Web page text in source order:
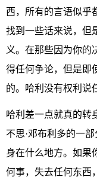
西，所有的言语似乎
找到一些话来说，但
义。在那些因为你的
得任何争论，但是即
的。哈利没有权利说
哈利差一点就真的转
不思·邓布利多的一
身在什么地方。如果
何事，失去任何东西